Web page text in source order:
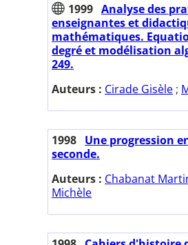
1999 Analyse des
enseignantes et
mathématiques.
degré et modélisation
249.
Auteurs : Cirade Gisèle ;
1998 Une progression
seconde.
Auteurs : Chabanat
Michèle